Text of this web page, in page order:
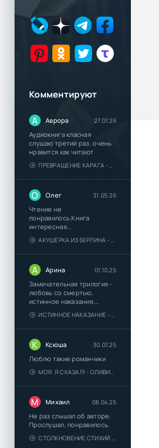
Комментируют
А Аврора 27.07.26
Аудиокнига класная
слушаю третий раз, очень
нравится как читают
ПРЕВРАЩЕНИЕ КАРАГА - КАТЯ БРАНДИС
О Олег 31.05.26
Чтение не
понравилось.Книга
интересная...
АКУШЕРКА ИЗ БЕРЛИНА - АННА СТЮАРТ
А Арина 01.10.25
Замечательная трилогия -
любовь со смертью,
истинное наказание,
любимая для монстра -
понравились
ИСТИННОЕ НАКАЗАНИЕ - ОЛЬГА ГУСЕЙНОВА
К Ксюша 30.07.25
Люблю такие романчики
МОЯ. Я СКАЗАЛ! - ОЛИВИЯ ЛЕЙК
М Михаил 08.04.25
Не раз слышал об авторе.
Прослушал, понравилось.
СТОЛКНОВЕНИЕ СТИХИЙ - ВАЛЕРИЙ ГУМИНСКИЙ